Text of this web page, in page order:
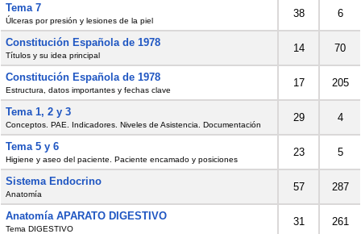
Tema 7
Úlceras por presión y lesiones de la piel
38 6
Constitución Española de 1978
Títulos y su idea principal
14 70
Constitución Española de 1978
Estructura, datos importantes y fechas clave
17 205
Tema 1, 2 y 3
Conceptos. PAE. Indicadores. Niveles de Asistencia. Documentación
29 4
Tema 5 y 6
Higiene y aseo del paciente. Paciente encamado y posiciones
23 5
Sistema Endocrino
Anatomía
57 287
Anatomía APARATO DIGESTIVO
Tema DIGESTIVO
31 261